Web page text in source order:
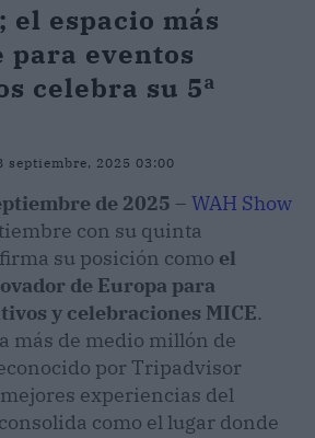
el espacio más
para eventos
celebra su 5ª
septiembre, 2025 03:00
de 2025 – WAH Show
con su quinta
su posición como el
de Europa para
y celebraciones MICE.
más de medio millón de
por Tripadvisor
experiencias del
como el lugar donde